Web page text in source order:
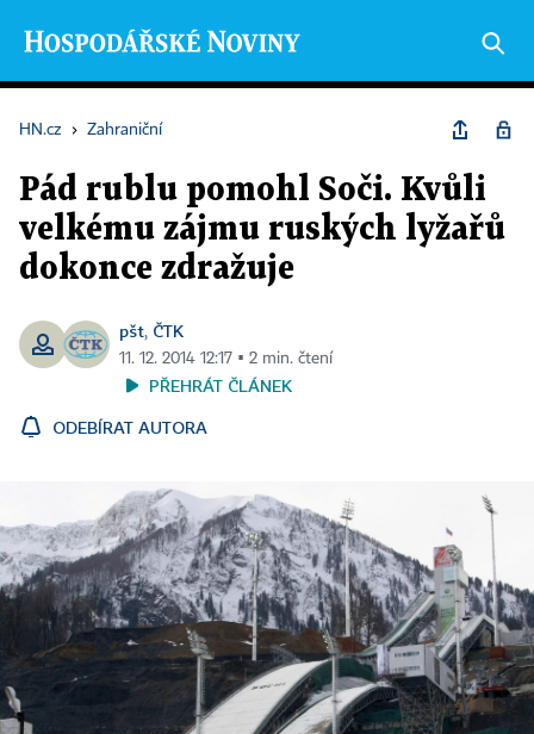
HN.cz › Zahraniční
Pád rublu pomohl Soči. Kvůli
velkému zájmu ruských lyžařů
dokonce zdražuje
pšt, ČTK
11. 12. 2014 12:17 ▪ 2 min. čtení
PŘEHRÁT ČLÁNEK
ODEBÍRAT AUTORA